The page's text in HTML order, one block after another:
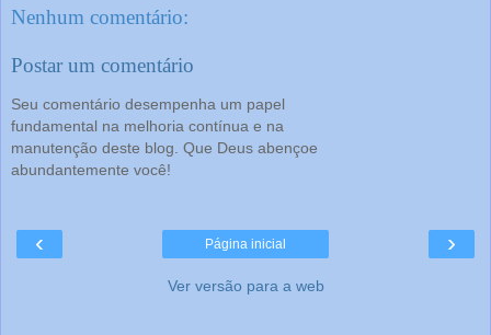
Nenhum comentário:
Postar um comentário
Seu comentário desempenha um papel
fundamental na melhoria contínua e na
manutenção deste blog. Que Deus abençoe
abundantemente você!
‹ ›
Página inicial
Ver versão para a web